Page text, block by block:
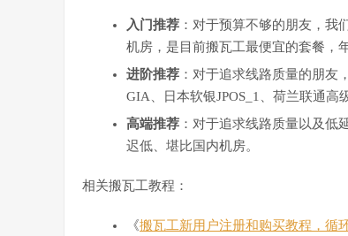
入门推荐 ：对于预算不够的朋友，我
机房，是目前搬瓦工最便宜的套餐，
进阶推荐 ：对于追求线路质量的朋友
GIA、日本软银JPOS_1、荷兰联通高
高端推荐 ：对于追求线路质量以及低
迟低、堪比国内机房。
相关搬瓦工教程：
《搬瓦工新用户注册和购买教程，循